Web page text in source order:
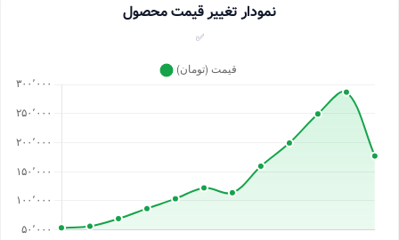
نمودار تغییر قیمت محصول
✅